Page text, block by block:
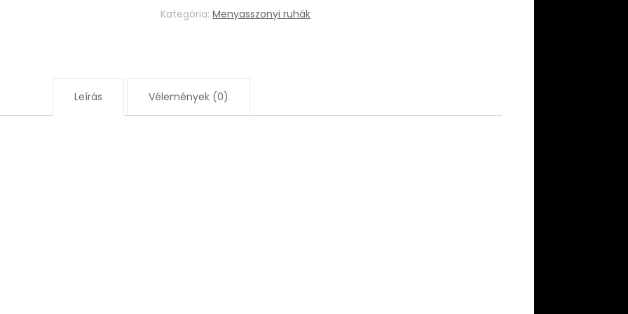
Kategória:Menyasszonyi ruhák
Leírás Vélemények (0)